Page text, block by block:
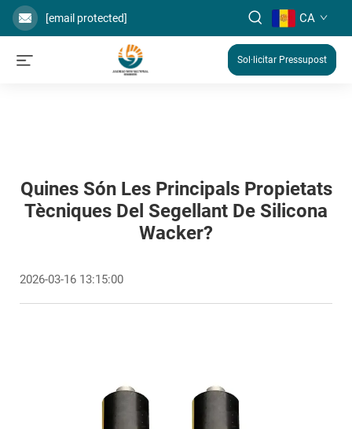
[email protected] CA
Sol·licitar Pressupost
Quines Són Les Principals Propietats
Tècniques Del Segellant De Silicona
Wacker?
2026-03-16 13:15:00